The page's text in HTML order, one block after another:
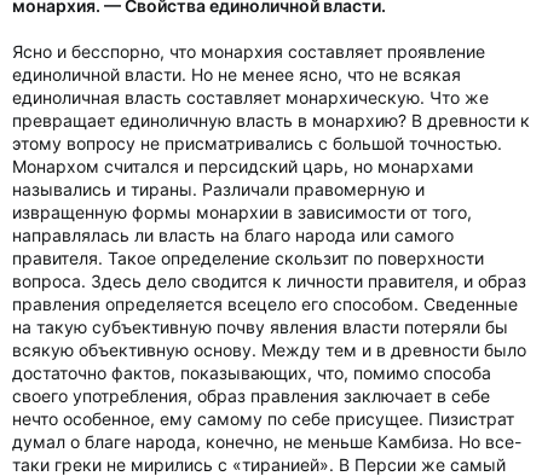
монархия. — Свойства единоличной власти.
Ясно и бесспорно, что монархия составляет проявление
единоличной власти. Но не менее ясно, что не всякая
единоличная власть составляет монархическую. Что же
превращает единоличную власть в монархию? В древности к
этому вопросу не присматривались с большой точностью.
Монархом считался и персидский царь, но монархами
назывались и тираны. Различали правомерную и
извращенную формы монархии в зависимости от того,
направлялась ли власть на благо народа или самого
правителя. Такое определение скользит по поверхности
вопроса. Здесь дело сводится к личности правителя, и образ
правления определяется всецело его способом. Сведенные
на такую субъективную почву явления власти потеряли бы
всякую объективную основу. Между тем и в древности было
достаточно фактов, показывающих, что, помимо способа
своего употребления, образ правления заключает в себе
нечто особенное, ему самому по себе присущее. Пизистрат
думал о благе народа, конечно, не меньше Камбиза. Но все-
таки греки не мирились с «тиранией». В Персии же самый